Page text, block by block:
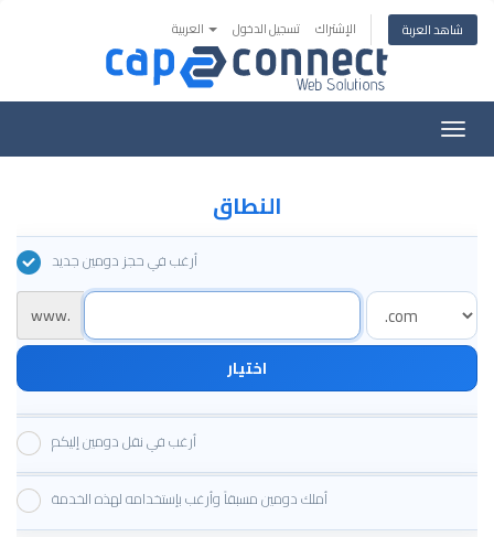
تسجيل الدخول الإشتراك شاهد العربة
تبديل
التنقل
النطاق
أرغب في حجز دومين جديد
www.
اختيار
أرغب في نقل دومين إليكم
أملك دومين مسبقاً وأرغب بإستخدامه لهذه الخدمة